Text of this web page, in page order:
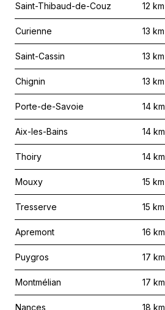
Saint-Thibaud-de-Couz 12 km
Curienne 13 km
Saint-Cassin 13 km
Chignin 13 km
Porte-de-Savoie 14 km
Aix-les-Bains 14 km
Thoiry 14 km
Mouxy 15 km
Tresserve 15 km
Apremont 16 km
Puygros 17 km
Montmélian 17 km
Nances 18 km